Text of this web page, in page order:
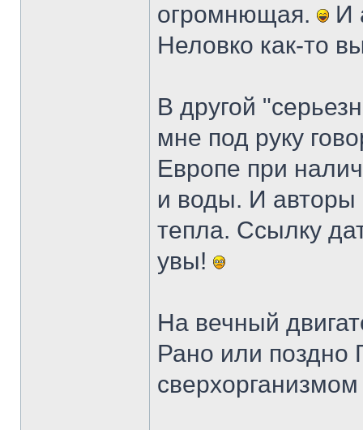
огромнющая.
И
Неловко как-то
В другой
мне под руку
Европе при
и воды. И авторы
тепла. Ссылку
увы!
На вечный
Рано или поздно